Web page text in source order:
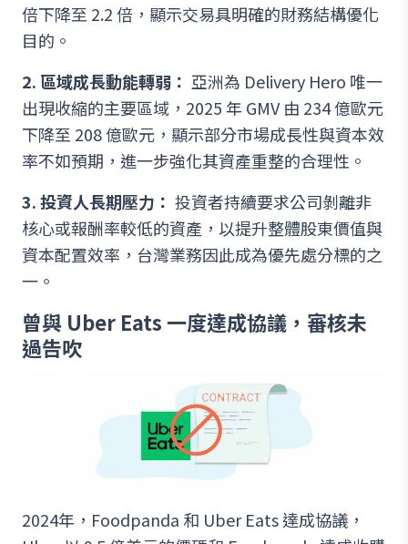
倍下降至 2.2 倍，顯示交易具明確的財務結構優化
目的。
2. 區域成長動能轉弱： 亞洲為 Delivery Hero 唯一
出現收縮的主要區域，2025 年 GMV 由 234 億歐元
下降至 208 億歐元，顯示部分市場成長性與資本效
率不如預期，進一步強化其資產重整的合理性。
3. 投資人長期壓力： 投資者持續要求公司剝離非
核心或報酬率較低的資產，以提升整體股東價值與
資本配置效率，台灣業務因此成為優先處分標的之
一。
曾與 Uber Eats 一度達成協議，審核未
過告吹
2024年，Foodpanda 和 Uber Eats 達成協議，